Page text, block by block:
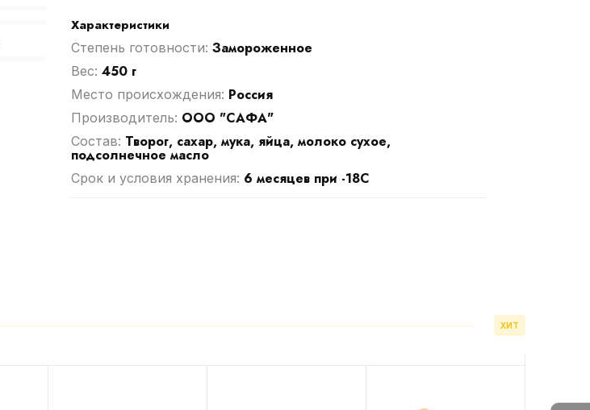
Характеристики
Степень готовности: Замороженное
Вес: 450 г
Место происхождения: Россия
Производитель: ООО "САФА"
Cостав: Творог, сахар, мука, яйца, молоко сухое,
подсолнечное масло
Срок и условия хранения: 6 месяцев при -18С
ХИТ